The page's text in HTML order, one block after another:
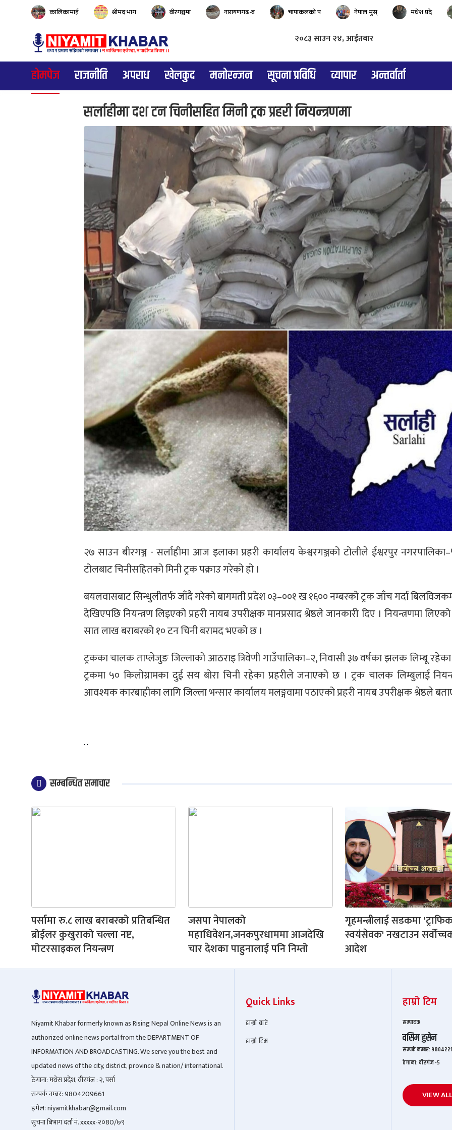
कालिकामाई श्रीमद भाग वीरगञ्जमा नारायणगढ-ब चापाकलको प नेपाल मुस् मधेश प्रदे
२०८३ साउन २४, आईतबार
होमपेज राजनीति अपराध खेलकुद मनोरन्जन सूचना प्रविधि व्यापार अन्तर्वार्ता
सर्लाहीमा दश टन चिनीसहित मिनी ट्रक प्रहरी नियन्त्रणमा
२७ साउन बीरगञ्ज - सर्लाहीमा आज इलाका प्रहरी कार्यालय केश्वरगञ्जको टोलीले ईश्वरपुर
टोलबाट चिनीसहितको मिनी ट्रक पक्राउ गरेको हो ।
बयलवासबाट सिन्धुलीतर्फ जाँदै गरेको बागमती प्रदेश ०३–००१ ख १६०० नम्बरको ट्रक जाँच गर्दा
देखिएपछि नियन्त्रण लिइएको प्रहरी नायब उपरीक्षक मानप्रसाद श्रेष्ठले जानकारी दिए । नियन्त्रणमा
सात लाख बराबरको १० टन चिनी बरामद भएको छ ।
ट्रकका चालक ताप्लेजुङ जिल्लाको आठराइ त्रिवेणी गाउँपालिका–२, निवासी ३७ वर्षका झलक लिम्बू
ट्रकमा ५० किलोग्रामका दुई सय बोरा चिनी रहेका प्रहरीले जनाएको छ । ट्रक चालक लिम्बुलाई
आवश्यक कारबाहीका लागि जिल्ला भन्सार कार्यालय मलङ्गवामा पठाएको प्रहरी नायब उपरीक्षक श्रेष्ठले
सम्बन्धित समाचार
पर्सामा रु.८ लाख बराबरको प्रतिबन्धित
ब्रोईलर कुखुराको चल्ला नष्ट,
मोटरसाइकल नियन्त्रण
जसपा नेपालको
महाधिवेशन,जनकपुरधाममा आजदेखि
चार देशका पाहुनालाई पनि निम्तो
गृहमन्त्रीलाई सडकमा
स्वयंसेवक' नखटाउन
आदेश
Niyamit Khabar formerly known as Rising Nepal Online News is an
authorized online news portal from the DEPARTMENT OF
INFORMATION AND BROADCASTING. We serve you the best and
updated news of the city, district, province & nation/ international.
ठेगाना: मधेस प्रदेश, वीरगंज : २, पर्सा
सम्पर्क नम्बर: 9804209661
इमेल: niyamitkhabar@gmail.com
सुचना बिभाग दर्ता नं. xxxxx-२०80/७९
Quick Links
हाम्रो बारे
हाम्रो टिम
हाम्रो टिम
सम्पादक
वसिम हुसेन
सम्पर्क नम्बर:
ठेगाना: वीरगंज -५
VIEW ALL